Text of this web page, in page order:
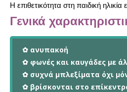
H επιθετικότητα στη παιδική
Γενικά
✿ ανυπακοή
✿ φωνές και καυγάδες με
✿ συχνά μπλεξίματα όχι
✿ βρίσκονται στο